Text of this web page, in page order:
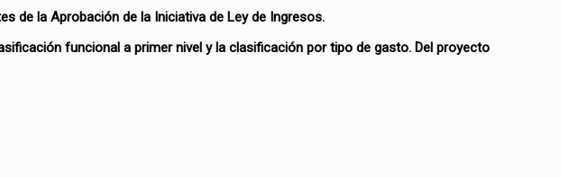
de la Aprobación de la Iniciativa de Ley de Ingresos.
funcional a primer nivel y la clasificación por tipo de gasto. Del proyecto